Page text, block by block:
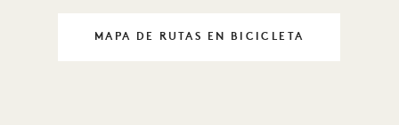
MAPA DE RUTAS EN BICICLETA
DAYLIFE EL 1